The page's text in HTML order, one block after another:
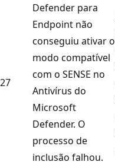
27
Defender para
Endpoint não
conseguiu ativar o
modo compatível
com o SENSE no
Antivírus do
Microsoft
Defender. O
processo de
inclusão falhou.